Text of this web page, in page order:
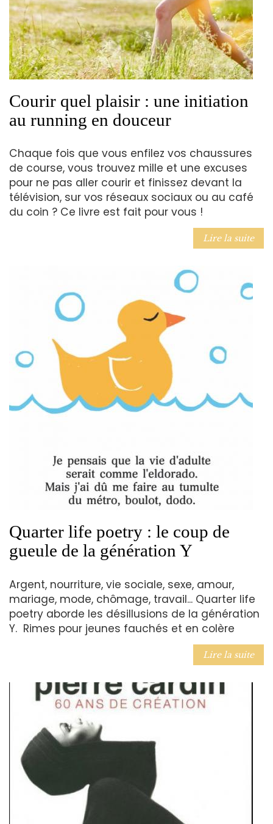
Courir quel plaisir : une initiation
au running en douceur
Chaque fois que vous enfilez vos chaussures
de course, vous trouvez mille et une excuses
pour ne pas aller courir et finissez devant la
télévision, sur vos réseaux sociaux ou au café
du coin ? Ce livre est fait pour vous !
Lire la suite
Quarter life poetry : le coup de
gueule de la génération Y
Argent, nourriture, vie sociale, sexe, amour,
mariage, mode, chômage, travail... Quarter life
poetry aborde les désillusions de la génération
Y. Rimes pour jeunes fauchés et en colère
Lire la suite